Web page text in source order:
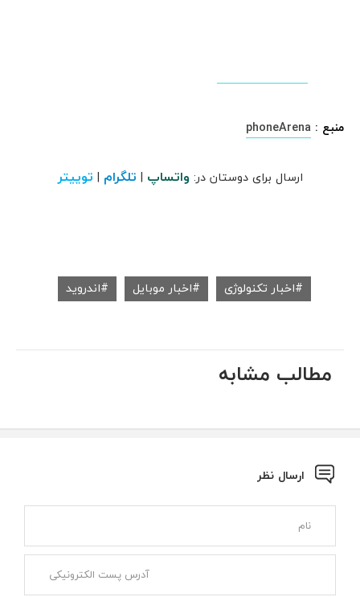
منبع : phoneArena
ارسال برای دوستان در: واتساپ | تلگرام | توییتر
اخبار تکنولوژی اخبار موبایل اندروید
مطالب مشابه
ارسال نظر